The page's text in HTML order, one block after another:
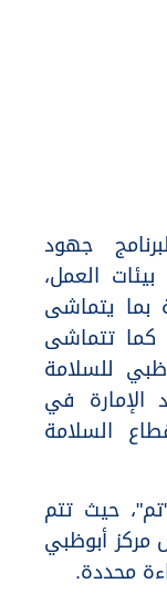
جهود
العمل،
بما يتماشى
كما تتماشى
للسلامة
الإمارة في
السلامة
حيث تتم
مركز أبوظبي
محددة.